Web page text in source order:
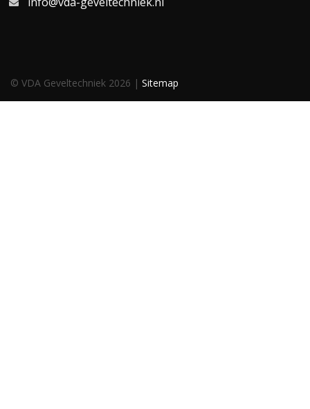
© VDA Geveltechniek 2026 | Sitemap